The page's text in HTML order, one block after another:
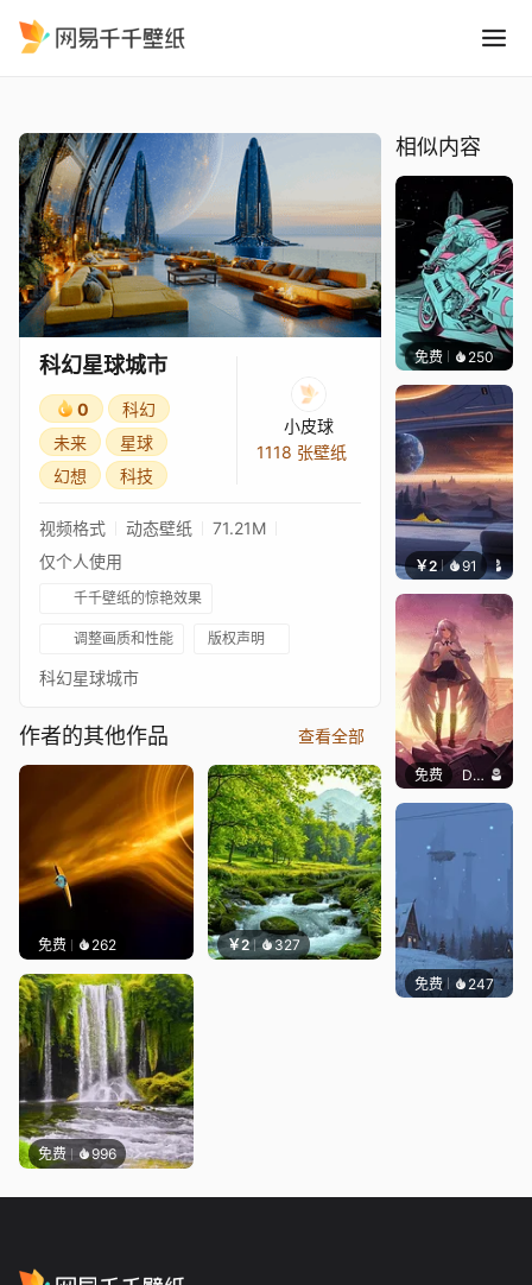
科幻星球城市
0
科幻
未来
星球
幻想
科技
小皮球
1118 张壁纸
视频格式 动态壁纸
71.21M
仅个人使用
千千壁纸的惊艳效果
调整画质和性能 版权声明
科幻星球城市
作者的其他作品 查看全部
免费 262 ￥2 327
免费 996
相似内容
免费 250渔小小
￥2 91 好看
免费 DWS
免费 247